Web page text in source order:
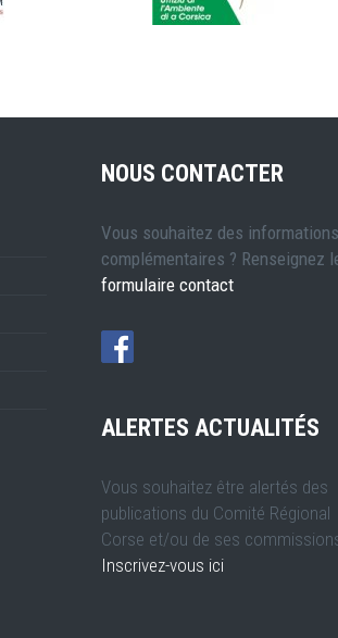
NOUS CONTACTER
Vous souhaitez des informations
complémentaires ? Renseignez
formulaire contact
ALERTES ACTUALITÉS
Vous souhaitez être alertés des
publications du Comité Régional
Corse et/ou de ses
Inscrivez-vous ici